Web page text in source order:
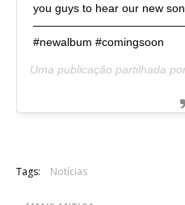
you guys to hear our new
—————————————— 📷
#newalbum #comingsoon
Uma publicação partilhada
Tags: Notícias